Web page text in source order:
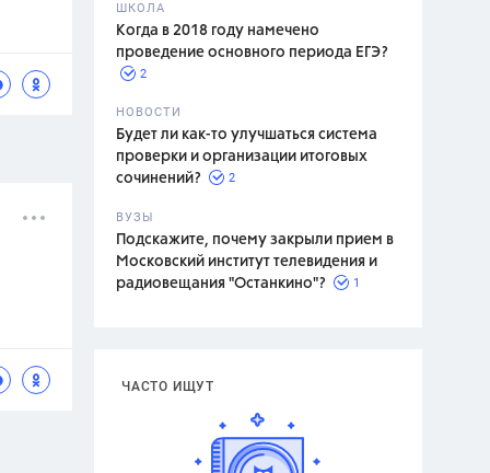
ШКОЛА
Когда в 2018 году намечено
проведение основного периода ЕГЭ?
2
НОВОСТИ
Будет ли как-то улучшаться система
проверки и организации итоговых
сочинений?
2
ВУЗЫ
Подскажите, почему закрыли прием в
Московский институт телевидения и
радиовещания "Останкино"?
1
ЧАСТО ИЩУТ